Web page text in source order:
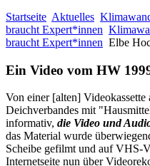
Startseite Aktuelles
braucht Expert*innen
braucht Expert*innen Elbe
Ein Video vom HW
Von einer [alten]
Deichverbandes mit
informativ, die Video und
das Material wurde
Scheibe gefilmt und auf VHS-
Internetseite nun über